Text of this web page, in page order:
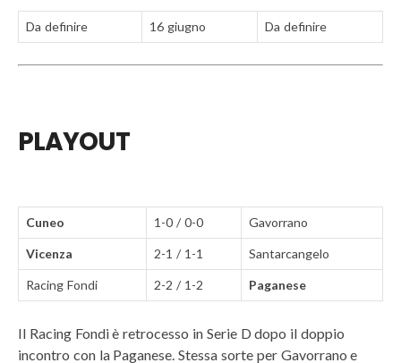
Da definire 16 giugno Da definire
PLAYOUT
Cuneo 1-0 / 0-0 Gavorrano
Vicenza 2-1 / 1-1 Santarcangelo
Racing Fondi 2-2 / 1-2 Paganese
Il Racing Fondi è retrocesso in Serie D dopo il doppio
incontro con la Paganese. Stessa sorte per Gavorrano e